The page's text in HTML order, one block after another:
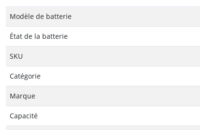
Modèle de batterie
État de la batterie
SKU
Catégorie
Marque
Capacité